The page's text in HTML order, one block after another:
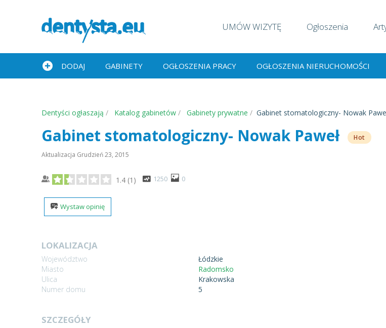
UMÓW WIZYTĘ Ogłoszenia
DODAJ GABINETY OGŁOSZENIA PRACY OGŁOSZENIA NIERUCHOMOŚCI
Dentyści ogłaszają Katalog gabinetów Gabinety prywatne Gabinet stomatologiczny- Nowak
Gabinet stomatologiczny- Nowak Paweł
Hot
Aktualizacja Grudzień 23, 2015
1.4 (1 ) 1250 0
Wystaw opinię
LOKALIZACJA
Województwo
Łódzkie
Miasto
Radomsko
Ulica
Krakowska
Numer domu
5
SZCZEGÓŁY